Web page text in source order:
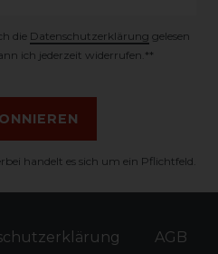
die Daten­schutz­erklärung gelesen
ich jederzeit widerrufen.**
handelt es sich um ein Pflichtfeld.
AGB